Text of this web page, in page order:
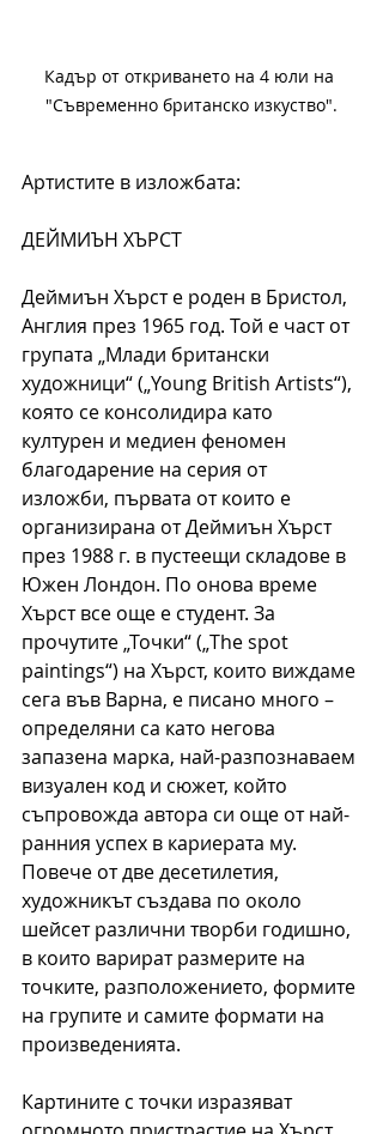
Кадър от откриването на 4 юли на
"Съвременно британско изкуство".
Артистите в изложбата:
ДЕЙМИЪН ХЪРСТ
Деймиън Хърст е роден в Бристол,
Англия през 1965 год. Той е част от
групата „Млади британски
художници“ („Young British Artists“),
която се консолидира като
културен и медиен феномен
благодарение на серия от
изложби, първата от които е
организирана от Деймиън Хърст
през 1988 г. в пустеещи складове в
Южен Лондон. По онова време
Хърст все още е студент. За
прочутите „Точки“ („The spot
paintings“) на Хърст, които виждаме
сега във Варна, е писано много –
определяни са като негова
запазена марка, най-разпознаваем
визуален код и сюжет, който
съпровожда автора си още от най-
ранния успех в кариерата му.
Повече от две десетилетия,
художникът създава по около
шейсет различни творби годишно,
в които варират размерите на
точките, разположението, формите
на групите и самите формати на
произведенията.
Картините с точки изразяват